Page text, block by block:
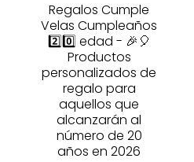
Regalos Cumple
Velas Cumpleaños
2️⃣0️⃣ edad - 🎉🎈
Productos
personalizados de
regalo para
aquellos que
alcanzarán al
número de 20
años en 2026